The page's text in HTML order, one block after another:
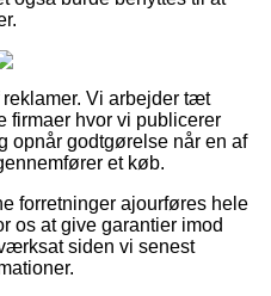
Vi arbejder tæt
firmaer hvor vi publicerer
opnår godtgørelse når en af
et køb.
forretninger ajourføres hele
os at give garantier imod
siden vi senest